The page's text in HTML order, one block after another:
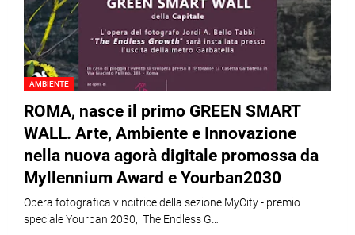
AMBIENTE
ROMA, nasce il primo GREEN SMART
WALL. Arte, Ambiente e Innovazione
nella nuova agorà digitale promossa da
Myllennium Award e Yourban2030
Opera fotografica vincitrice della sezione MyCity - premio
speciale Yourban 2030, The Endless G…